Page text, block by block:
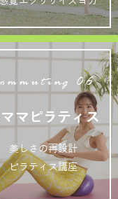
06
マピラティス
美しさの再設計
ピラティス講座